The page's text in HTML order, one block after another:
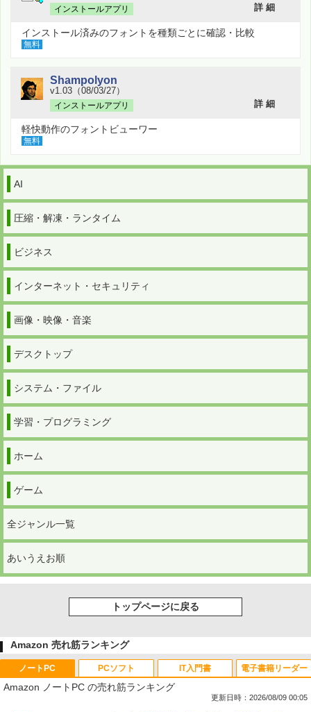
インストールアプリ
詳 細
インストール済みのフォントを種類ごとに確認・比較
無料
Shampolyon
v1.03（08/03/27）
インストールアプリ
詳 細
軽快動作のフォントビューワー
無料
AI
圧縮・解凍・ランタイム
ビジネス
インターネット・セキュリティ
画像・映像・音楽
デスクトップ
システム・ファイル
学習・プログラミング
ホーム
ゲーム
全ジャンル一覧
あいうえお順
トップページに戻る
Amazon 売れ筋ランキング
ノートPC
Amazon ノートPC の売れ筋ランキング
更新日時：2026/08/09 00:05
PCソフト IT入門書 電子書籍リーダー